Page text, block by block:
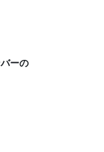
ーの